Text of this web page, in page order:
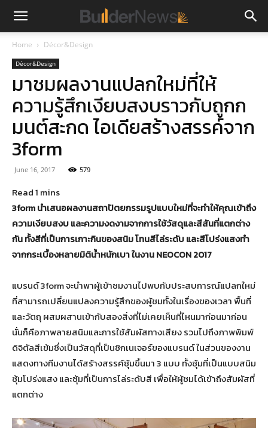
Home Décor&Design
Décor&Design
มาชมผลงานแปลกใหม่ที่ให้
ความรู้สึกเงียบสงบราวกับถูกก
มนต์สะกด ไอเดียสร้างสรรค์จาก
3form
June 16, 2017 579
3form นำเสนอผลงานสถาปัตยกรรมรูปแบบใหม่ที่จะทำให้คุณเข้าถึง
ความเงียบสงบ และความงดงามจากการใช้วัสดุและสีสันที่แตกต่าง
กัน ทั้งสีที่เป็นการเกาะกินของสนิม โทนสีไล่ระดับ และสีโปร่งแสงทำ
จากกระเบื้องหลายมิติน้ำหนักเบา ในงาน NEOCON 2017
แบรนด์ 3form จะนำพาผู้เข้าชมงานไปพบกับประสบการณ์แปลกใหม่
ที่สามารถเปลี่ยนแปลงความรู้สึกของผู้ชมทั้งในเรื่องของเวลา พื้นที่
และวัตถุ ผสมผสานเข้ากับสองสิ่งที่ไม่เคยเห็นที่ไหนมาก่อนมาก่อน
นั่นก็คือภาพลายสนิมและการใช้สัมผัสทางเสียง รวมไปถึงภาพพิมพ์
ดิจิตัลสีเข้มซึ่งเป็นวัสดุที่เป็นซิกเนเจอร์ของแบรนด์ ในส่วนของงาน
แสดงทางทีมงานได้สร้างสรรค์ซุ้มขึ้นมา 3 แบบ ทั้งซุ้มที่เป็นแบบสนิม
ซุ้มโปร่งแสง และซุ้มที่เป็นการไล่ระดับสี เพื่อให้ผู้ชมได้เข้าถึงสัมผัสที่
แตกต่าง